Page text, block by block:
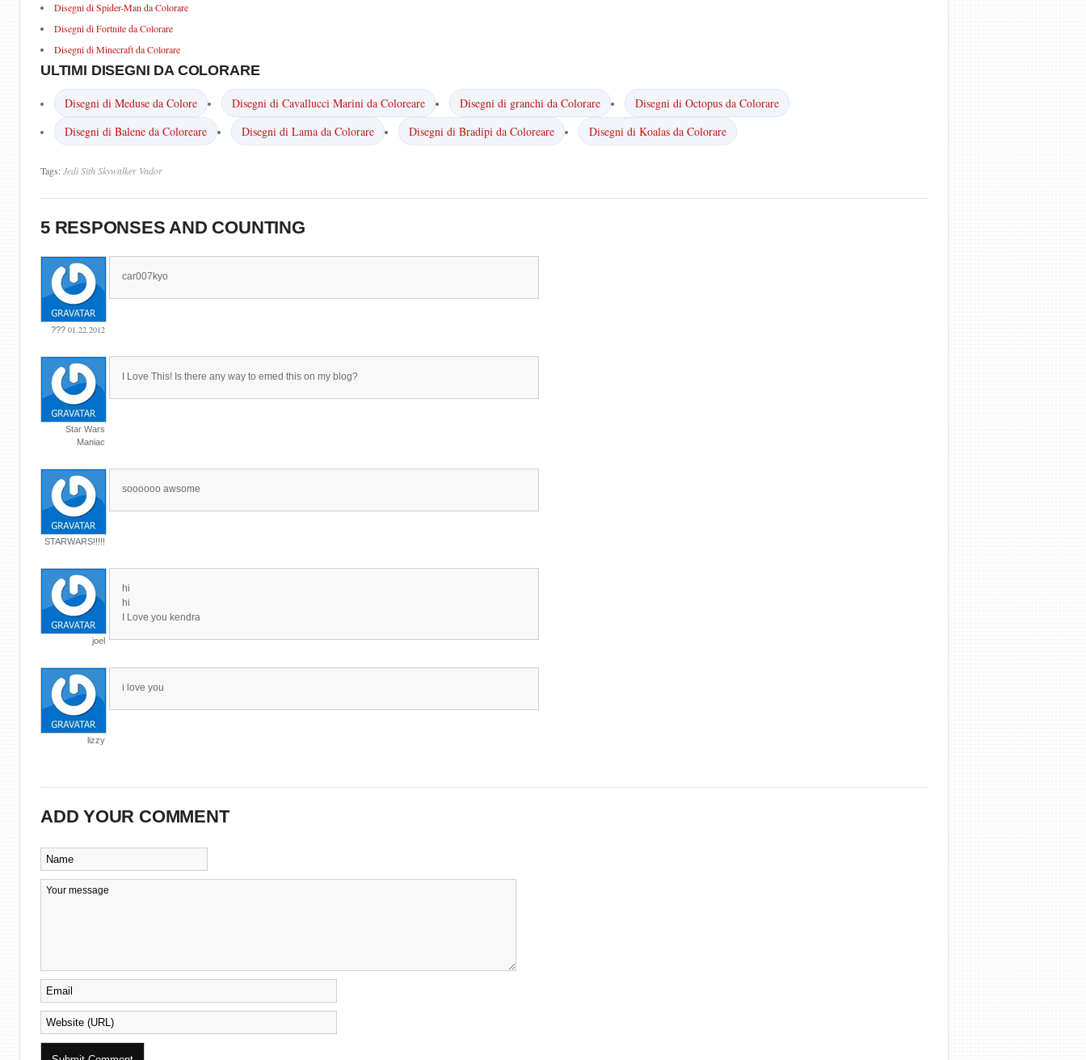
Disegni di Spider-Man da Colorare
Disegni di Fortnite da Colorare
Disegni di Minecraft da Colorare
ULTIMI DISEGNI DA COLORARE
Disegni di Meduse da Colore Disegni di Cavallucci Marini da Coloreare Disegni di granchi da Colorare
Disegni di Octopus da Colorare
Disegni di Balene da Coloreare
Disegni di Lama da Colorare Disegni di Bradipi da Coloreare Disegni di Koalas da Colorare
Tags:JediSithSkywalker Vador
5 RESPONSES AND COUNTING
??? 01.22.2012
car007kyo
Star Wars
Maniac
I Love This! Is there any way to emed this on my blog?
STARWARS!!!!!
soooooo awsome
joel
hi
hi
I Love you kendra
lizzy
i love you
ADD YOUR COMMENT